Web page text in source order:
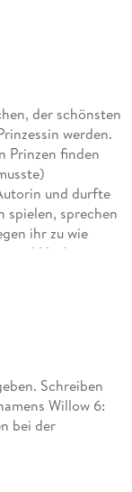
der schönsten
werden.
Prinzen finden
und durfte
spielen, sprechen
ihr zu wie
und Nachtzeiten
Kopf
tut, wenn ein
has been in
works as a
and
Schreiben
Willow 6:
bei der